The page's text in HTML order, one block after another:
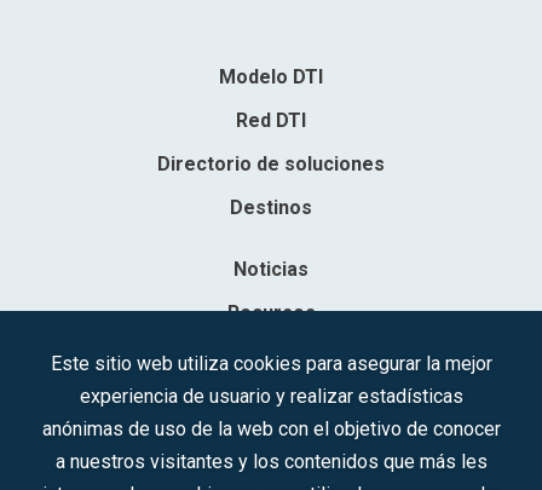
Modelo DTI
Red DTI
Directorio de soluciones
Destinos
Noticias
Recursos
Contacto
Sociedad Mercantil Estatal para la Gestión de la Innovación y las
Este sitio web utiliza cookies para asegurar la mejor
experiencia de usuario y realizar estadísticas
anónimas de uso de la web con el objetivo de conocer
a nuestros visitantes y los contenidos que más les